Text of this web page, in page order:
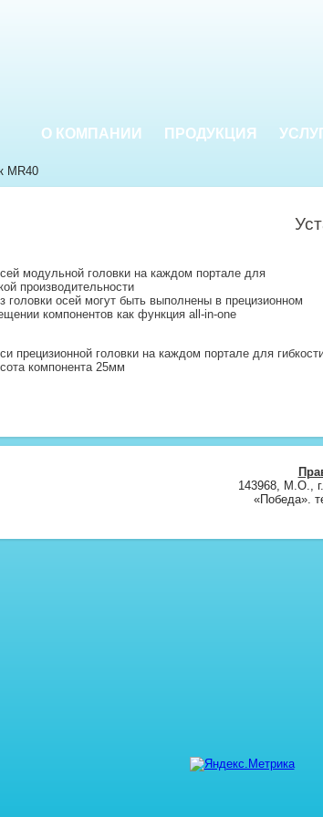
О КОМПАНИИ ПРОДУКЦИЯ
MR40
модульной головки на каждом портале для
производительности
головки осей могут быть выполнены в прецизионном
компонентов как функция all-in-one
прецизионной головки на каждом портале для
компонента 25мм
143968, М.О.,
«Победа».